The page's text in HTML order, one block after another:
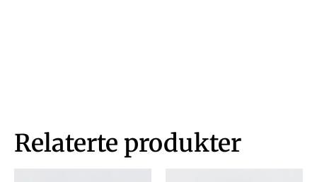
Relaterte produkter